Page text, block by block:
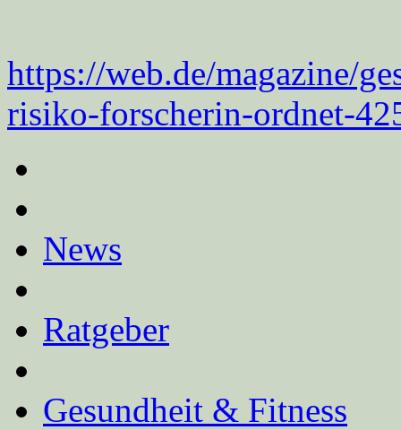
https://web.de/magazine/
risiko-forscherin-ordnet-
News
Ratgeber
Gesundheit & Fitness